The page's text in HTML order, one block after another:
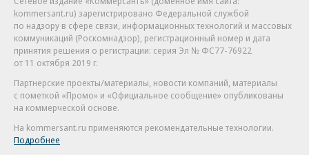
kommersant.ru) зарегистрировано Федеральной службой
по надзору в сфере связи, информационных технологий и массовых
коммуникаций (Роскомнадзор), регистрационный номер и дата
принятия решения о регистрации: серия Эл № ФС77-76922
от 11 октября 2019 г.
Партнерские проекты/материалы, новости компаний, материалы
с пометкой «Промо» и «Официальное сообщение» опубликованы
на коммерческой основе.
На kommersant.ru применяются рекомендательные технологии.
Подробнее